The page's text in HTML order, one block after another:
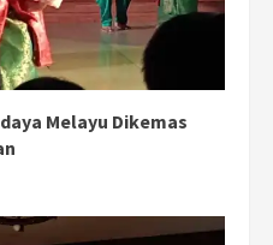
Melayu Dikemas